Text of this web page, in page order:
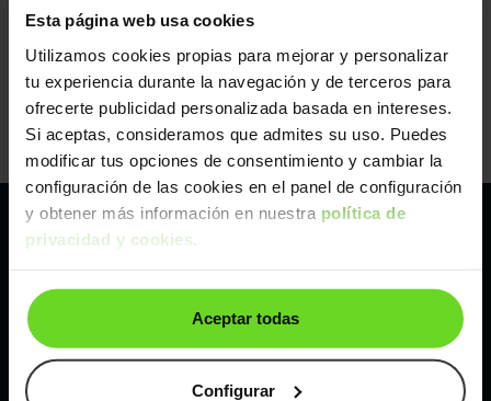
Esta página web usa cookies
Utilizamos cookies propias para mejorar y personalizar
tu experiencia durante la navegación y de terceros para
ofrecerte publicidad personalizada basada en intereses.
Si aceptas, consideramos que admites su uso. Puedes
modificar tus opciones de consentimiento y cambiar la
configuración de las cookies en el panel de configuración
y obtener más información en nuestra política de
privacidad y cookies
Aceptar todas
Configurar
compraventa de coches online
Con sede en: España, Francia, Bélgica, Reino Unido, Austria
e Italia.
¡Vendemos 1 coche por minuto!